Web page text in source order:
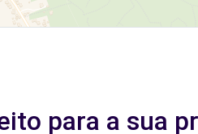
para a sua